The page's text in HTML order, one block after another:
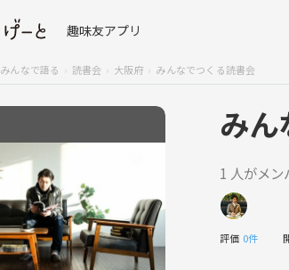
趣味友アプリ
みんなで語る 読書会 大阪府 みんなでつくる読書会
みん
1 人がメン
評価 0件